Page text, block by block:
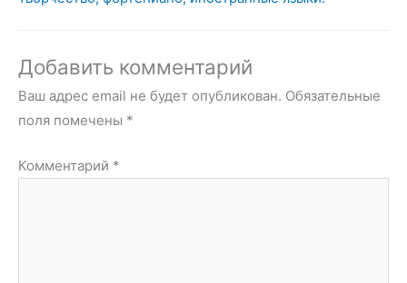
Добавить комментарий
Ваш адрес email не будет опубликован. Обязательные
поля помечены *
Комментарий *